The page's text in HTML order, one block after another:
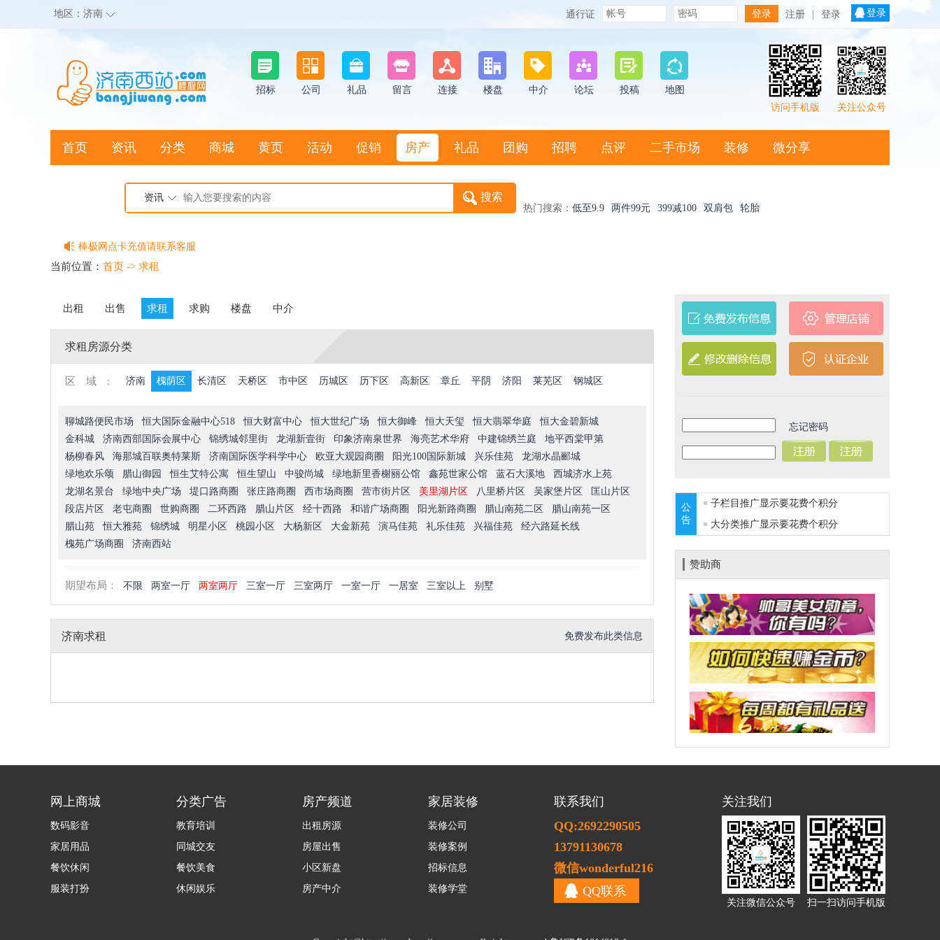
地区： 济南 通行证 注册 登录 登录
招标 公司 礼品 留言 连接 楼盘 中介 论坛 投稿
地图
关注公众号
访问手机版
首页 资讯 分类 商城 黄页 活动 促销 房产 礼品 团购 招聘 点评 二手市场 装修 微分享
资讯
热门搜索： 低至9.9 两件99元 399减100 双肩包 轮胎
棒极网点卡充值请联系客服
客服QQ:2692290505
当前位置： 首页 -> 求租
出租 出售 求租 求购 楼盘 中介
求租房源分类
区域: 济南 槐荫区 长清区 天桥区 市中区 历城区 历下区 高新区 章丘 平阴 济阳 莱芜区 钢城区
聊城路便民市场 恒大国际金融中心518 恒大财富中心 恒大世纪广场 恒大御峰 恒大天玺 恒大翡翠华庭
恒大金碧新城
金科城
济南西部国际会展中心 锦绣城邻里街 龙湖新壹街 印象济南泉世界 海亮艺术华府 中建锦绣兰庭
地平西棠甲第
杨柳春风
海那城百联奥特莱斯 济南国际医学科学中心 欧亚大观园商圈 阳光100国际新城 兴乐佳苑
龙湖水晶郦城
绿地欢乐颂
腊山御园 恒生艾特公寓 恒生望山 中骏尚城 绿地新里香榭丽公馆 鑫苑世家公馆 蓝石大溪地
西城济水上苑
龙湖名景台
绿地中央广场 堤口路商圈 张庄路商圈 西市场商圈 营市街片区 美里湖片区 八里桥片区 吴家堡片区
匡山片区
段店片区
老屯商圈 世购商圈 二环西路 腊山片区 经十西路 和谐广场商圈 阳光新路商圈 腊山南苑二区
腊山南苑一区
腊山苑
恒大雅苑 锦绣城 明星小区 桃园小区 大杨新区 大金新苑 演马佳苑 礼乐佳苑 兴福佳苑
经六路延长线
槐苑广场商圈
济南西站
期望布局： 不限 两室一厅 两室两厅 三室一厅 三室两厅 一室一厅 一居室 三室以上 别墅
济南求租 免费发布此类信息
忘记密码
公
告
子栏目推广显示要花费个积分
大分类推广显示要花费个积分
赞助商
网上商城
数码影音
家居用品
餐饮休闲
服装打扮
分类广告
教育培训
同城交友
餐饮美食
休闲娱乐
房产频道
出租房源
房屋出售
小区新盘
房产中介
家居装修
装修公司
装修案例
招标信息
装修学堂
联系我们
QQ:2692290505
13791130678
微信wonderful216
QQ联系
关注我们
关注微信公众号 扫一扫访问手机版